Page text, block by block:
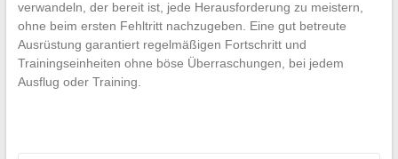
verwandeln, der bereit ist, jede Herausforderung zu meistern,
ohne beim ersten Fehltritt nachzugeben. Eine gut betreute
Ausrüstung garantiert regelmäßigen Fortschritt und
Trainingseinheiten ohne böse Überraschungen, bei jedem
Ausflug oder Training.